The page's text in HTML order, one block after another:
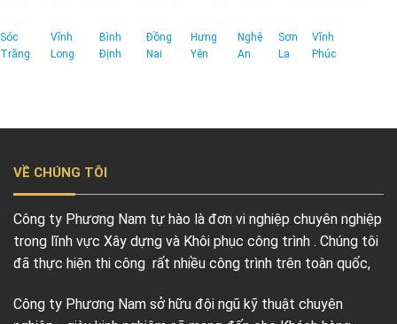
Sóc
Trăng
Vĩnh
Long
Bình
Định
Đồng
Nai
Hưng
Yên
Nghệ
An
Sơn
La
Vĩnh
Phúc
VỀ CHÚNG TÔI
Công ty Phương Nam tự hào là đơn vi nghiệp chuyên nghiệp
trong lĩnh vực Xây dựng và Khôi phục công trình . Chúng tôi
đã thực hiện thi công rất nhiều công trình trên toàn quốc,
Công ty Phương Nam sở hữu đội ngũ kỹ thuật chuyên